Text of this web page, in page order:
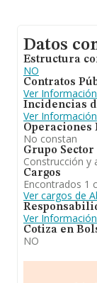
Datos
Estructura
NO
Contratos
Ver Información
Incidencias
Ver Información
No constan
Grupo Sector
Construcción y
Cargos
Encontrados 1
Ver cargos de
Ver Información
Cotiza en
NO